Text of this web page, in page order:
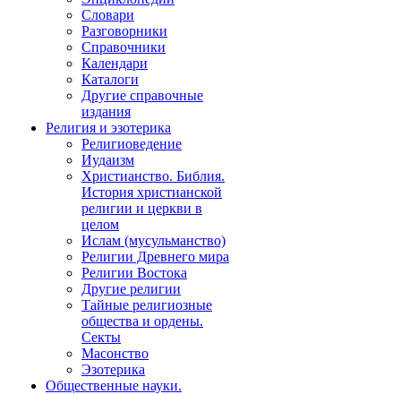
Словари
Разговорники
Справочники
Календари
Каталоги
Другие справочные
издания
Религия и эзотерика
Религиоведение
Иудаизм
Христианство. Библия.
История христианской
религии и церкви в
целом
Ислам (мусульманство)
Религии Древнего мира
Религии Востока
Другие религии
Тайные религиозные
общества и ордены.
Секты
Масонство
Эзотерика
Общественные науки.